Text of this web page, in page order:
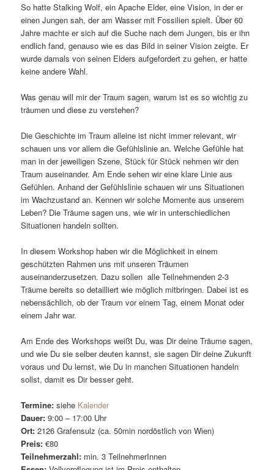
So hatte Stalking Wolf, ein Apache Elder, eine Vision, in der er
einen Jungen sah, der am Wasser mit Fossilien spielt. Über 60
Jahre machte er sich auf die Suche nach dem Jungen, bis er ihn
endlich fand, genauso wie es das Bild in seiner Vision zeigte. Er
wurde damals von seinen Elders aufgefordert zu gehen, er hatte
keine andere Wahl.
Was genau will mir der Traum sagen, warum ist es so wichtig zu
träumen und diese zu verstehen?
Die Geschichte im Traum alleine ist nicht immer relevant, wir
schauen uns vor allem die Gefühlslinie an. Welche Gefühle hat
man in der jeweiligen Szene, Stück für Stück nehmen wir den
Traum auseinander. Am Ende sehen wir eine klare Linie aus
Gefühlen. Anhand der Gefühlslinie schauen wir uns Situationen
im Wachzustand an. Kennen wir solche Momente aus unserem
Leben? Die Träume sagen uns, wie wir in unterschiedlichen
Situationen handeln sollten.
In diesem Workshop haben wir die Möglichkeit in einem
geschützten Rahmen uns mit unseren Träumen
auseinanderzusetzen. Dazu sollen alle Teilnehmenden 2-3
Träume bereits so detailliert wie möglich mitbringen. Dabei ist es
nebensächlich, ob der Traum vor einem Tag, einem Monat oder
einem Jahr war.
Am Ende des Workshops weißt Du, was Dir deine Träume sagen,
und wie Du sie selber deuten kannst, sie sagen Dir deine Zukunft
voraus und Du lernst, wie Du in manchen Situationen handeln
sollst, damit es Dir besser geht.
Termine: siehe Kalender
Dauer:9:00 – 17:00 Uhr
Ort:2126 Grafensulz (ca. 50min nordöstlich von Wien)
Preis:€80
Teilnehmerzahl: min. 3 TeilnehmerInnen